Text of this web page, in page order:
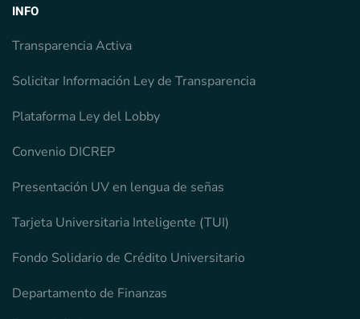
INFO
Transparencia Activa
Solicitar Información Ley de Transparencia
Plataforma Ley del Lobby
Convenio DICREP
Presentación UV en lengua de señas
Tarjeta Universitaria Inteligente (TUI)
Fondo Solidario de Crédito Universitario
Departamento de Finanzas